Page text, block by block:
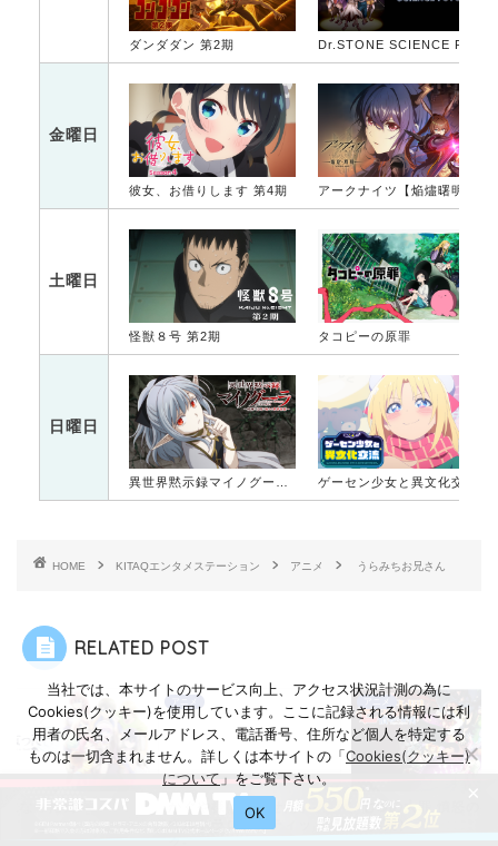
ダンダダン 第2期
金曜日
彼女、お借りします 第4期
土曜日
怪獣８号 第2期 タコピーの原罪
日曜日
異世界黙示録マイノグーラ～破滅の文明で始める世界征服～ ゲーセン少女と異文化交流
HOME KITAQエンタメステーション アニメ うらみちお兄さん
RELATED POST
かぐや様は告らせたい-
ウルトラロマンティッ
七つの大罪 憤怒の
（4期）
当社では、本サイトのサービス向上、アクセス状況計測の為に
Cookies(クッキー)を使用しています。ここに記録される情報には利
用者の氏名、メールアドレス、電話番号、住所など個人を特定する
ものは一切含まれません。詳しくは本サイトの「Cookies(クッキー)
について 」をご覧下さい。
OK